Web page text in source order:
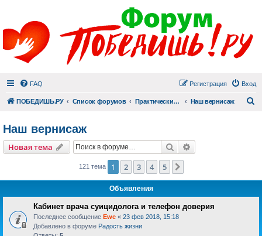
FAQ Вход
Регистрация
ПОБЕДИШЬ.РУ Список форумов Практический раздел Наш вернисаж
Наш вернисаж
Новая тема Поиск
121 тема 1 2 3 4 5
Объявления
Кабинет врача суицидолога и телефон доверия
Последнее сообщение Ewe « 23 фев 2018, 15:18
Добавлено в форуме Радость жизни